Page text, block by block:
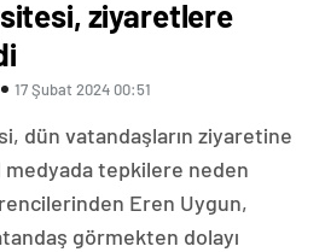
ziyaretlere
17 Şubat 2024 00:51
dün vatandaşların ziyaretine
medyada tepkilere neden
Eren Uygun,
görmekten dolayı